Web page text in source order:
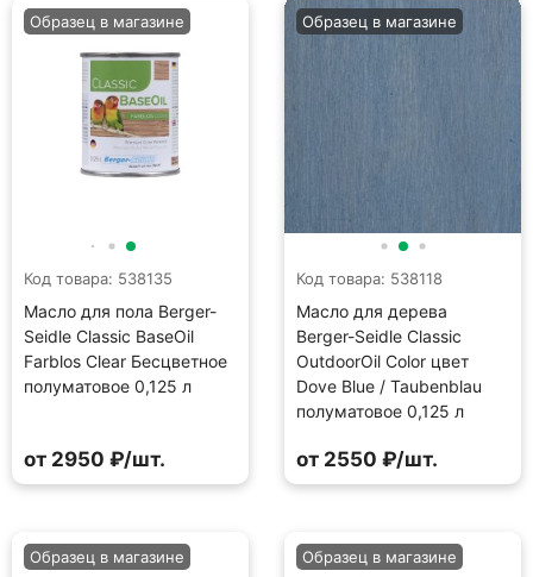
Код товара: 538135
Масло для пола Berger-
Seidle Classic BaseOil
Farblos Clear Бесцветное
полуматовое 0,125 л
Образец в магазине
от 2950 ₽/шт.
Код товара: 538118
Масло для дерева
Berger-Seidle Classic
OutdoorOil Color цвет
Dove Blue / Taubenblau
полуматовое 0,125 л
Образец в магазине
от 2550 ₽/шт.
Образец в магазине Образец в магазине